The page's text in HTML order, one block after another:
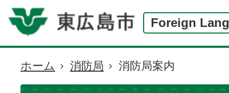
Foreign
現
在
ホーム 消防局 消防局案内